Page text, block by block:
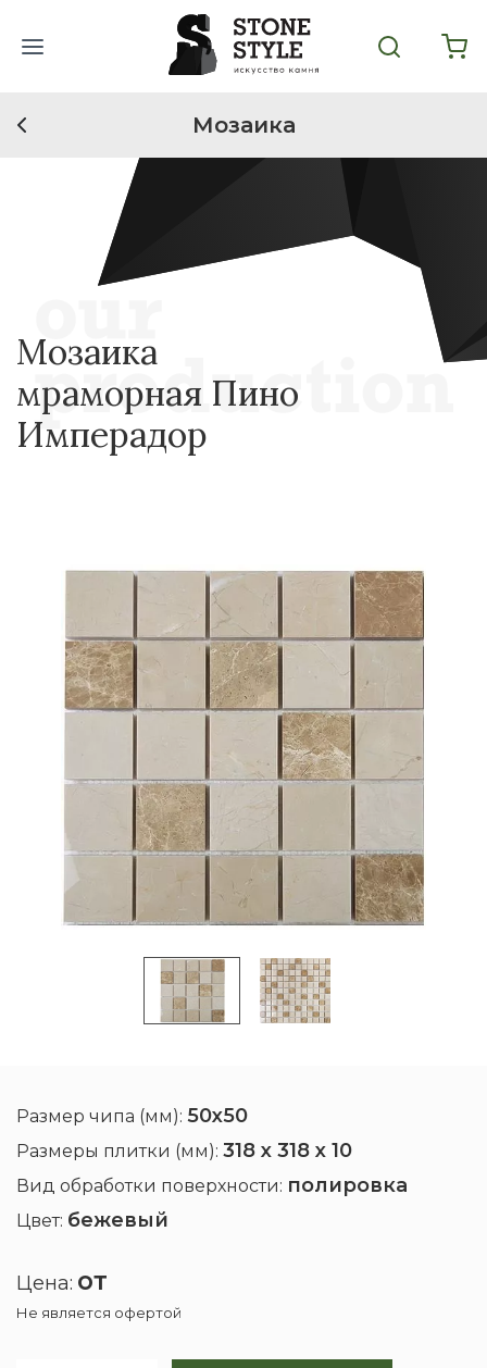
Мозаика
Мозаика
мраморная Пино
Имперадор
Размер чипа (мм): 50x50
Размеры плитки (мм): 318 х 318 х 10
Вид обработки поверхности: полировка
Цвет: бежевый
Цена: от
Не является офертой